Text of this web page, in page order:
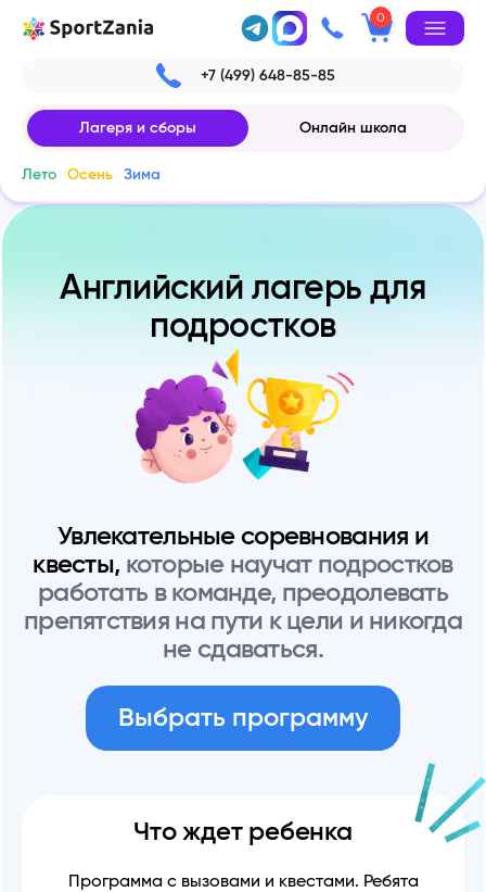
0
+7 (499) 648-85-85
Лагеря и сборы Онлайн школа
Лето Осень Зима
Английский лагерь для
подростков
Увлекательные соревнования и
квесты, которые научат подростков
работать в команде, преодолевать
препятствия на пути к цели и никогда
не сдаваться.
Выбрать программу
Что ждет ребенка
Программа с вызовами и квестами. Ребята